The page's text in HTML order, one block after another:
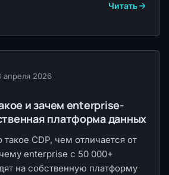
Читать
апреля 2026
и зачем enterprise-
платформа данных
CDP, чем отличается от
enterprise с 50 000+
на собственную платформу